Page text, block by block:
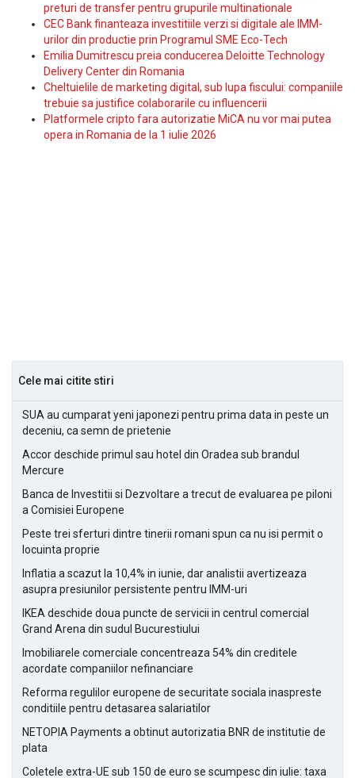
preturi de transfer pentru grupurile multinationale
CEC Bank finanteaza investitiile verzi si digitale ale IMM-
urilor din productie prin Programul SME Eco-Tech
Emilia Dumitrescu preia conducerea Deloitte Technology
Delivery Center din Romania
Cheltuielile de marketing digital, sub lupa fiscului: companiile
trebuie sa justifice colaborarile cu influencerii
Platformele cripto fara autorizatie MiCA nu vor mai putea
opera in Romania de la 1 iulie 2026
Cele mai citite stiri
SUA au cumparat yeni japonezi pentru prima data in peste un
deceniu, ca semn de prietenie
Accor deschide primul sau hotel din Oradea sub brandul
Mercure
Banca de Investitii si Dezvoltare a trecut de evaluarea pe piloni
a Comisiei Europene
Peste trei sferturi dintre tinerii romani spun ca nu isi permit o
locuinta proprie
Inflatia a scazut la 10,4% in iunie, dar analistii avertizeaza
asupra presiunilor persistente pentru IMM-uri
IKEA deschide doua puncte de servicii in centrul comercial
Grand Arena din sudul Bucurestiului
Imobiliarele comerciale concentreaza 54% din creditele
acordate companiilor nefinanciare
Reforma regulilor europene de securitate sociala inaspreste
conditiile pentru detasarea salariatilor
NETOPIA Payments a obtinut autorizatia BNR de institutie de
plata
Coletele extra-UE sub 150 de euro se scumpesc din iulie: taxa